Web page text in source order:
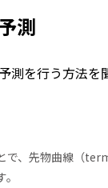
測
測を行う方法
で、先物曲線（